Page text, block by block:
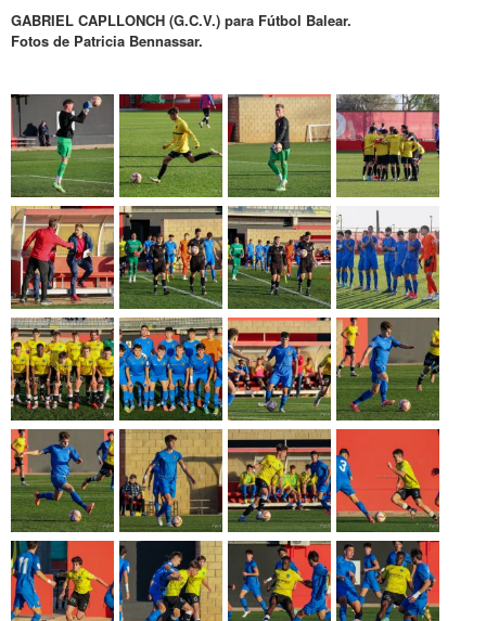
GABRIEL CAPLLONCH (G.C.V.) para Fútbol Balear.
Fotos de Patricia Bennassar.